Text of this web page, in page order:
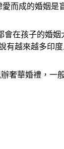
戀愛而成的婚
在孩子的婚
有越來越多印
兒辦奢華婚禮